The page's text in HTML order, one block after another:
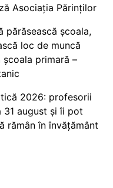
Asociația Părinților
părăsească școala,
loc de muncă
școala primară –
2026: profesorii
31 august și îi pot
rămân în învățământ